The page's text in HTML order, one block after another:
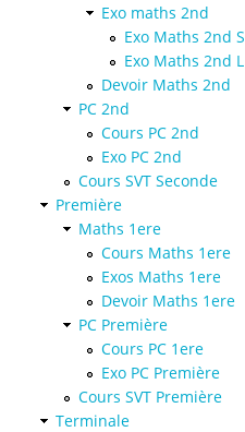
Exo maths 2nd
Exo Maths 2nd S
Exo Maths 2nd L
Devoir Maths 2nd
PC 2nd
Cours PC 2nd
Exo PC 2nd
Cours SVT Seconde
Première
Maths 1ere
Cours Maths 1ere
Exos Maths 1ere
Devoir Maths 1ere
PC Première
Cours PC 1ere
Exo PC Première
Cours SVT Première
Terminale